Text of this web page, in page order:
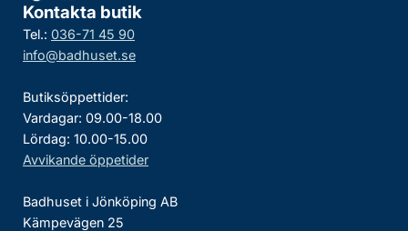
Kontakta butik
Tel.: 036-71 45 90
info@badhuset.se
Butiksöppettider:
Vardagar: 09.00-18.00
Lördag: 10.00-15.00
Avvikande öppetider
Badhuset i Jönköping AB
Kämpevägen 25